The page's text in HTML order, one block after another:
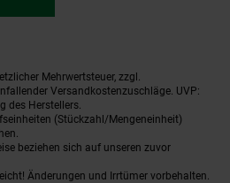
Mehrwertsteuer, zzgl.
Versandkostenzuschläge. UVP:
des Herstellers.
(Stückzahl/Mengeneinheit)
beziehen sich auf unseren zuvor
Änderungen und Irrtümer vorbehalten.